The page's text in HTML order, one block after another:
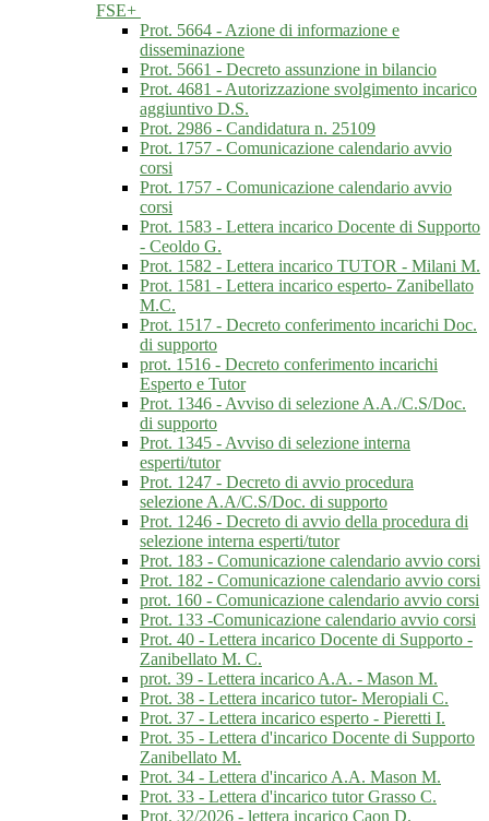
FSE+
Prot. 5664 - Azione di informazione e
disseminazione
Prot. 5661 - Decreto assunzione in bilancio
Prot. 4681 - Autorizzazione svolgimento incarico
aggiuntivo D.S.
Prot. 2986 - Candidatura n. 25109
Prot. 1757 - Comunicazione calendario avvio
corsi
Prot. 1757 - Comunicazione calendario avvio
corsi
Prot. 1583 - Lettera incarico Docente di Supporto
- Ceoldo G.
Prot. 1582 - Lettera incarico TUTOR - Milani M.
Prot. 1581 - Lettera incarico esperto- Zanibellato
M.C.
Prot. 1517 - Decreto conferimento incarichi Doc.
di supporto
prot. 1516 - Decreto conferimento incarichi
Esperto e Tutor
Prot. 1346 - Avviso di selezione A.A./C.S/Doc.
di supporto
Prot. 1345 - Avviso di selezione interna
esperti/tutor
Prot. 1247 - Decreto di avvio procedura
selezione A.A/C.S/Doc. di supporto
Prot. 1246 - Decreto di avvio della procedura di
selezione interna esperti/tutor
Prot. 183 - Comunicazione calendario avvio corsi
Prot. 182 - Comunicazione calendario avvio corsi
prot. 160 - Comunicazione calendario avvio corsi
Prot. 133 -Comunicazione calendario avvio corsi
Prot. 40 - Lettera incarico Docente di Supporto -
Zanibellato M. C.
prot. 39 - Lettera incarico A.A. - Mason M.
Prot. 38 - Lettera incarico tutor- Meropiali C.
Prot. 37 - Lettera incarico esperto - Pieretti I.
Prot. 35 - Lettera d'incarico Docente di Supporto
Zanibellato M.
Prot. 34 - Lettera d'incarico A.A. Mason M.
Prot. 33 - Lettera d'incarico tutor Grasso C.
Prot. 32/2026 - lettera incarico Caon D.